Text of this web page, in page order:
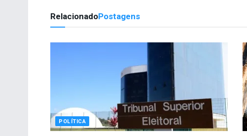
RelacionadoPostagens
POLÍTICA